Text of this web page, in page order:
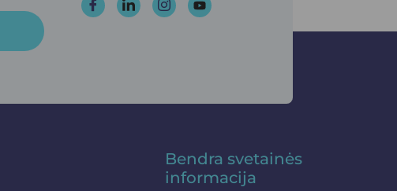
Bendra svetainės
informacija